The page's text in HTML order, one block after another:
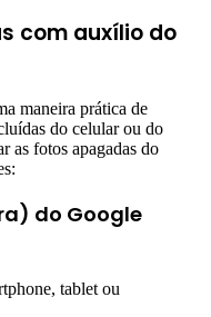
com auxílio do
maneira prática de
do celular ou do
as fotos apagadas do
do Google
tablet ou